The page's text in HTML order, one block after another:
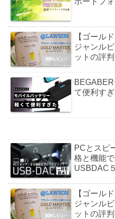
【ゴール
ジャンル
ットの評
て便利す
PCとスピ
格と機能
USBDAC
【ゴール
ジャンル
ットの評